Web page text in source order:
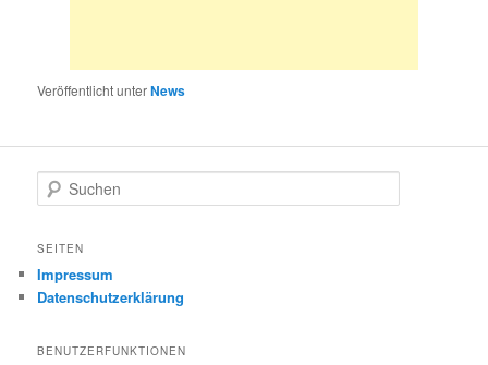
Veröffentlicht unterNews
u
h
n
SEITEN
Impressum
Datenschutzerklärung
BENUTZERFUNKTIONEN